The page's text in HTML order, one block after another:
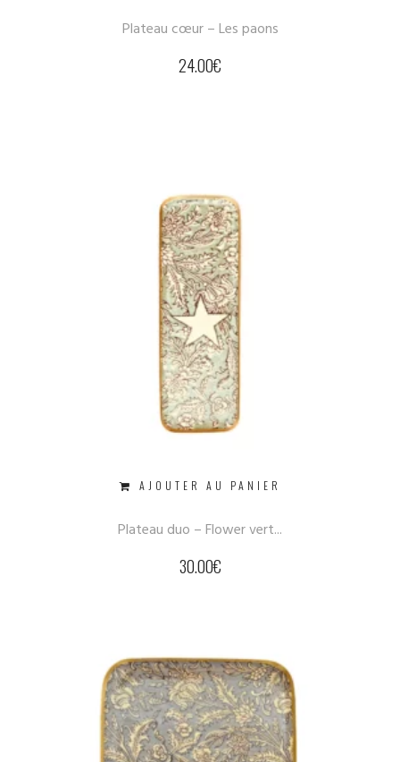
Plateau cœur – Les paons
24.00€
AJOUTER AU PANIER
Plateau duo – Flower vert...
30.00€